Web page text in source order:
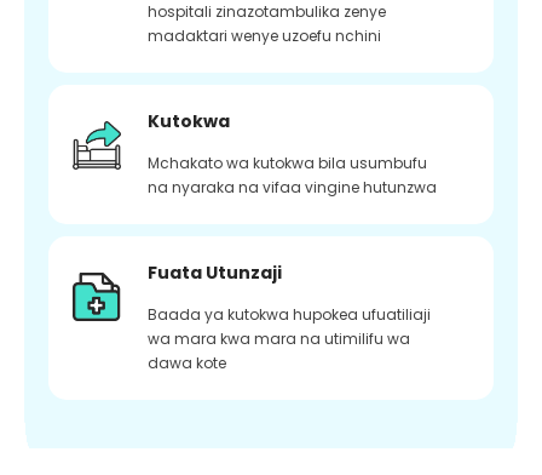
hospitali zinazotambulika zenye
madaktari wenye uzoefu nchini
Kutokwa
Mchakato wa kutokwa bila usumbufu
na nyaraka na vifaa vingine hutunzwa
Fuata Utunzaji
Baada ya kutokwa hupokea ufuatiliaji
wa mara kwa mara na utimilifu wa
dawa kote